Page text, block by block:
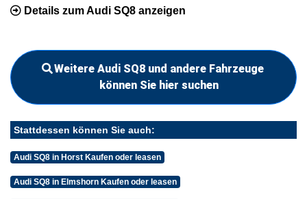
Details zum Audi SQ8 anzeigen
Weitere Audi SQ8 und andere Fahrzeuge
können Sie hier suchen
Stattdessen können Sie auch:
Audi SQ8 in Horst Kaufen oder leasen
Audi SQ8 in Elmshorn Kaufen oder leasen